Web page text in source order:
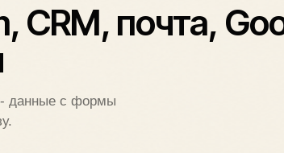
CRM, почта,
- данные с формы